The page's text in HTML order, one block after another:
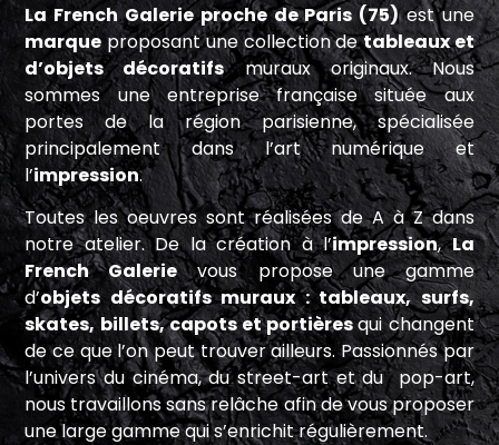
La French Galerie proche de Paris (75)est une
marque proposant une collection detableaux et
d’objets décoratifsmuraux originaux. Nous
sommes une entreprise française située aux
portes de la région parisienne, spécialisée
principalement dans l’art numérique et
l’impression.
Toutes les oeuvres sont réalisées de A à Z dans
notre atelier. De la création à l’impression,La
French Galerievous propose une gamme
d’objets décoratifs muraux : tableaux, surfs,
skates, billets, capots et portièresqui changent
de ce que l’on peut trouver ailleurs. Passionnés par
l’univers du cinéma, du street-art et du pop-art,
nous travaillons sans relâche afin de vous proposer
une large gamme qui s’enrichit régulièrement.